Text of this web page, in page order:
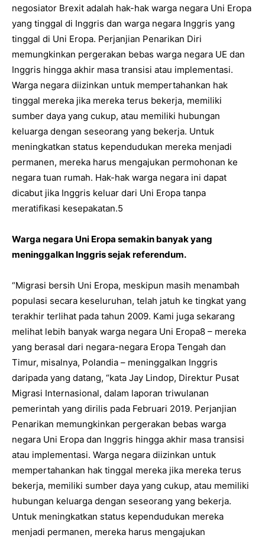
negosiator Brexit adalah hak-hak warga negara Uni Eropa
yang tinggal di Inggris dan warga negara Inggris yang
tinggal di Uni Eropa. Perjanjian Penarikan Diri
memungkinkan pergerakan bebas warga negara UE dan
Inggris hingga akhir masa transisi atau implementasi.
Warga negara diizinkan untuk mempertahankan hak
tinggal mereka jika mereka terus bekerja, memiliki
sumber daya yang cukup, atau memiliki hubungan
keluarga dengan seseorang yang bekerja. Untuk
meningkatkan status kependudukan mereka menjadi
permanen, mereka harus mengajukan permohonan ke
negara tuan rumah. Hak-hak warga negara ini dapat
dicabut jika Inggris keluar dari Uni Eropa tanpa
meratifikasi kesepakatan.5
Warga negara Uni Eropa semakin banyak yang
meninggalkan Inggris sejak referendum.
“Migrasi bersih Uni Eropa, meskipun masih menambah
populasi secara keseluruhan, telah jatuh ke tingkat yang
terakhir terlihat pada tahun 2009. Kami juga sekarang
melihat lebih banyak warga negara Uni Eropa8 – mereka
yang berasal dari negara-negara Eropa Tengah dan
Timur, misalnya, Polandia – meninggalkan Inggris
daripada yang datang, “kata Jay Lindop, Direktur Pusat
Migrasi Internasional, dalam laporan triwulanan
pemerintah yang dirilis pada Februari 2019. Perjanjian
Penarikan memungkinkan pergerakan bebas warga
negara Uni Eropa dan Inggris hingga akhir masa transisi
atau implementasi. Warga negara diizinkan untuk
mempertahankan hak tinggal mereka jika mereka terus
bekerja, memiliki sumber daya yang cukup, atau memiliki
hubungan keluarga dengan seseorang yang bekerja.
Untuk meningkatkan status kependudukan mereka
menjadi permanen, mereka harus mengajukan